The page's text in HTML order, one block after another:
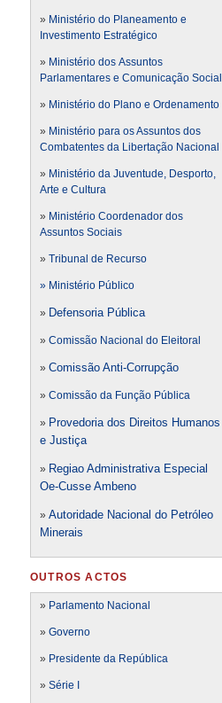
» Ministério do Planeamento e
Investimento Estratégico
» Ministério dos Assuntos
Parlamentares e Comunicação Social
» Ministério do Plano e Ordenamento
» Ministério para os Assuntos dos
Combatentes da Libertação Nacional
» Ministério da Juventude, Desporto,
Arte e Cultura
» Ministério Coordenador dos
Assuntos Sociais
» Tribunal de Recurso
» Ministério Público
» Defensoria Pública
» Comissão Nacional do Eleitoral
» Comissão Anti-Corrupção
» Comissão da Função Pública
» Provedoria dos Direitos Humanos
e Justiça
» Regiao Administrativa Especial
Oe-Cusse Ambeno
» Autoridade Nacional do Petróleo
Minerais
OUTROS ACTOS
» Parlamento Nacional
» Governo
» Presidente da República
» Série I